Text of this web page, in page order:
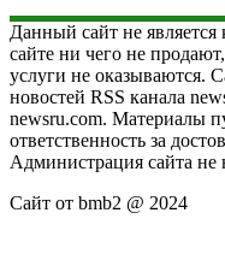
Данный сайт не
сайте ни чего не
услуги не оказываются.
новостей RSS канала
newsru.com. Материалы
ответственность за
Администрация сайта не
Сайт от bmb2 @ 2024